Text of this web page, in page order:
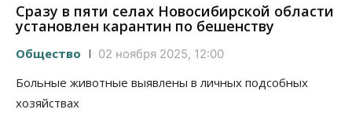
Сразу в пяти селах Новосибирской области
установлен карантин по бешенству
Общество 02 ноября 2025, 12:00
Больные животные выявлены в личных подсобных
хозяйствах